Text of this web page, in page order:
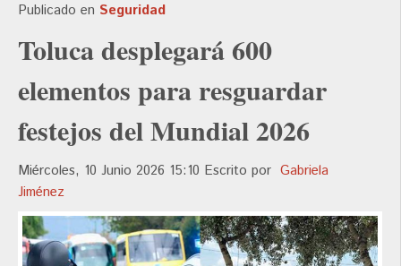
Publicado en Seguridad
Toluca desplegará 600
elementos para resguardar
festejos del Mundial 2026
Miércoles, 10 Junio 2026 15:10 Escrito por Gabriela
Jiménez